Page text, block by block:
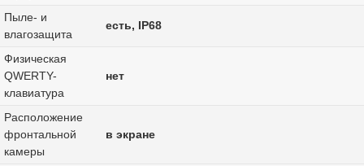
Пыле- и
влагозащита
есть, IP68
Физическая
QWERTY-
клавиатура
нет
Расположение
фронтальной
камеры
в экране